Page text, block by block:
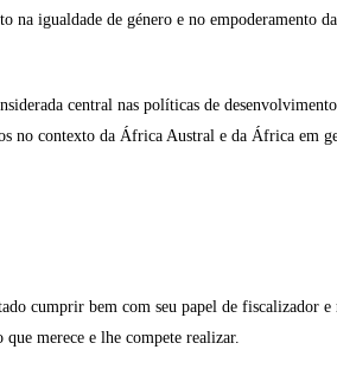
na igualdade de género e no empoderamento
central nas políticas de
no contexto da África Austral e da África em
cumprir bem com seu papel de fiscalizador
merece e lhe compete realizar.